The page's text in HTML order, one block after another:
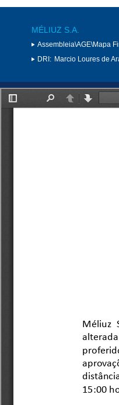
MÉLIUZ S.A.
Assembleia\AGE\Mapa
DRI: Marcio Loures de